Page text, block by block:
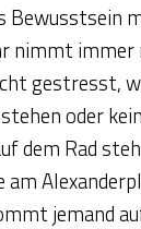
Bewusstsein
nimmt immer
gestresst,
oder
dem Rad
am
jemand